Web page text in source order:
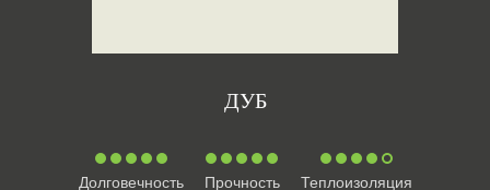
ДУБ
Долговечность Прочность Теплоизоляция